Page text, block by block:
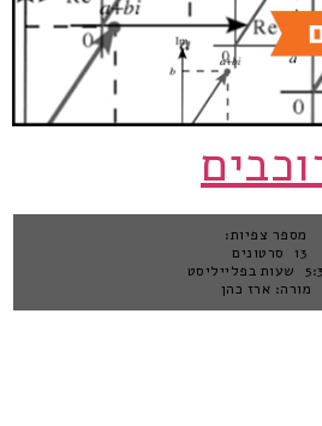
מספר צפיות:
13 סרטונים
מורה: ארז כהן